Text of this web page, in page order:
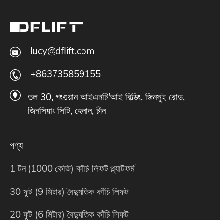
lucy@dflift.com
+863735859155
তল 30, গংগুয়ান আইএনটি'আই বিল্ডিং, জিনসুই রোড,
জিনসিয়াং সিটি, হেনান, চীন
পণ্য
1 টন (1000 কেজি) কাঁচি লিফট প্ল্যাটফর্ম
30 ফুট (9 মিটার) বৈদ্যুতিক কাঁচি লিফট
20 ফুট (6 মিটার) বৈদ্যুতিক কাঁচি লিফট